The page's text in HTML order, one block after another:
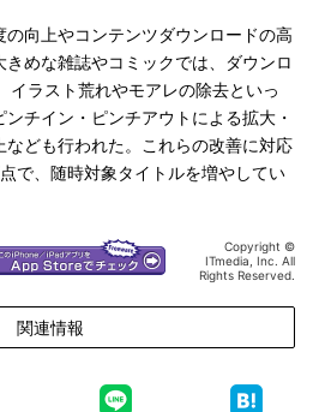
向上やコンテンツダウンロードの高
めな雑誌やコミックでは、ダウンロ
イラスト荒れやモアレの除去といっ
チイン・ピンチアウトによる拡大・
ども行われた。これらの改善に対応
で、随時対象タイトルを増やしてい
Copyright ©
ITmedia, Inc. All
Rights Reserved.
関連情報